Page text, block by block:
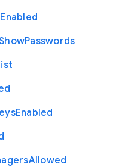
Enabled
Passwords
Enabled
Allowed